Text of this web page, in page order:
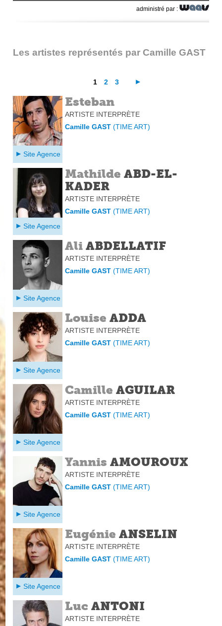
administré par :
Les artistes représentés par Camille GAST
1 2 3
Esteban
ARTISTE INTERPRÈTE
Camille GAST(TIME ART)
Site Agence
Mathilde ABD-EL-
KADER
ARTISTE INTERPRÈTE
Camille GAST(TIME ART)
Site Agence
Ali ABDELLATIF
ARTISTE INTERPRÈTE
Camille GAST(TIME ART)
Site Agence
Louise ADDA
ARTISTE INTERPRÈTE
Camille GAST(TIME ART)
Site Agence
Camille AGUILAR
ARTISTE INTERPRÈTE
Camille GAST(TIME ART)
Site Agence
Yannis AMOUROUX
ARTISTE INTERPRÈTE
Camille GAST(TIME ART)
Site Agence
Eugénie ANSELIN
ARTISTE INTERPRÈTE
Camille GAST(TIME ART)
Site Agence
Luc ANTONI
ARTISTE INTERPRÈTE